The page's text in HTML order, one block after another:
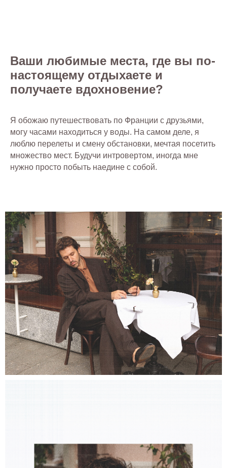
Ваши любимые места, где вы по-
настоящему отдыхаете и
получаете вдохновение?
Я обожаю путешествовать по Франции с друзьями,
могу часами находиться у воды. На самом деле, я
люблю перелеты и смену обстановки, мечтая посетить
множество мест. Будучи интровертом, иногда мне
нужно просто побыть наедине с собой.